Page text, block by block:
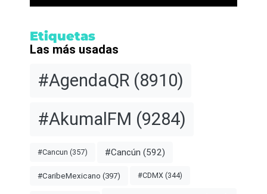
Etiquetas
Las más usadas
#AgendaQR (8910)
#AkumalFM (9284)
#Cancun (357) #Cancún (592)
#CaribeMexicano (397) #CDMX (344)